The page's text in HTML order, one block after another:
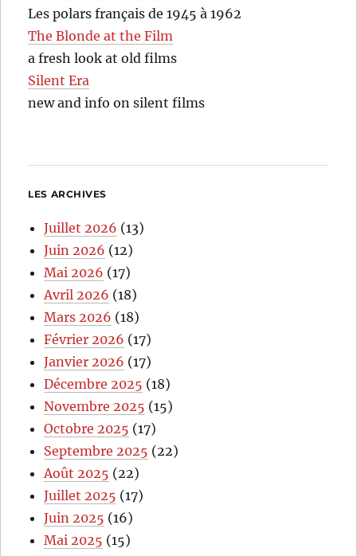
Les polars français de 1945 à 1962
The Blonde at the Film
a fresh look at old films
Silent Era
new and info on silent films
LES ARCHIVES
Juillet 2026 (13)
Juin 2026 (12)
Mai 2026 (17)
Avril 2026 (18)
Mars 2026 (18)
Février 2026 (17)
Janvier 2026 (17)
Décembre 2025 (18)
Novembre 2025 (15)
Octobre 2025 (17)
Septembre 2025 (22)
Août 2025 (22)
Juillet 2025 (17)
Juin 2025 (16)
Mai 2025 (15)